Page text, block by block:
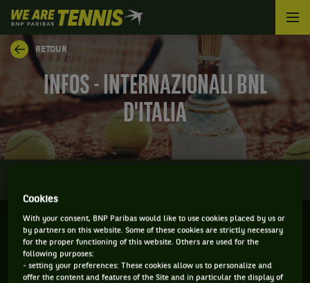
We
are
Tennis
by
RETOUR
INFOS - INTERNAZIONALI BNL
D'ITALIA
ROME - ITALIE
Cookies
With your consent, BNP Paribas would like to use cookies placed by us or
by partners on this website. Some of these cookies are strictly necessary
for the proper functioning of this website. Others are used for the
following purposes:
- setting your preferences: These cookies allow us to personalize and
offer the content and features of the Site and in particular the display of